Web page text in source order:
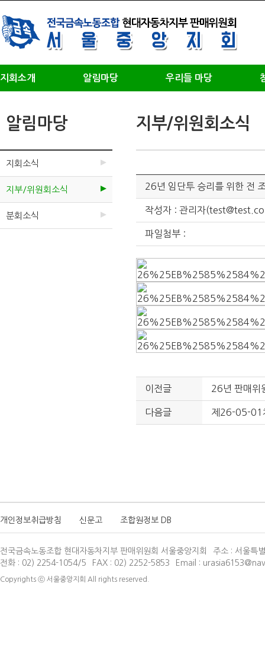
지회소개 알림마당 우리들 마당
알림마당
지회소식
지부/위원회소식
분회소식
지부/위원회소식
26년 임단투 승리를 위한 전
작성자 : 관리자
파일첨부 :
이전글 26년 판매위
다음글 제26-05-01
개인정보취급방침 신문고 조합원정보 DB
전국금속노동조합 현대자동차지부 판매위원회 서울중앙지회
주소 : 서울특
전화 : 02) 2254-1054/5
FAX : 02) 2252-5853 Email :
Copyrights ⓒ 서울중앙지회 All rights reserved.